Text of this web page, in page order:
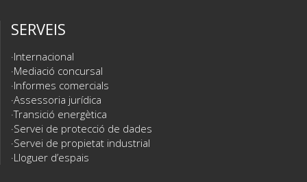
SERVEIS
Internacional
Mediació concursal
Informes comercials
Assessoria jurídica
Transició energètica
Servei de protecció de dades
Servei de propietat industrial
Lloguer d’espais